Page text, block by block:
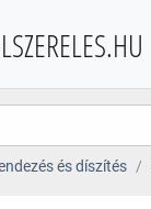
és díszítés